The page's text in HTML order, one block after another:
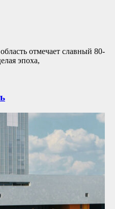
отмечает славный 80-
эпоха,